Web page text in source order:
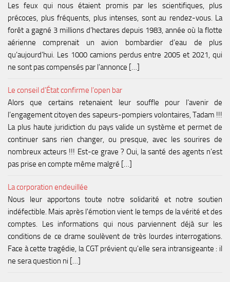
Les feux qui nous étaient promis par les scientifiques, plus
précoces, plus fréquents, plus intenses, sont au rendez-vous. La
forêt a gagné 3 millions d’hectares depuis 1983, année où la flotte
aérienne comprenait un avion bombardier d’eau de plus
qu’aujourd’hui. Les 1000 camions perdus entre 2005 et 2021, qui
ne sont pas compensés par l’annonce […]
Le conseil d’État confirme l’open bar
Alors que certains retenaient leur souffle pour l’avenir de
l’engagement citoyen des sapeurs-pompiers volontaires, Tadam !!!
La plus haute juridiction du pays valide un système et permet de
continuer sans rien changer, ou presque, avec les sourires de
nombreux acteurs !!! Est-ce grave ? Oui, la santé des agents n’est
pas prise en compte même malgré […]
La corporation endeuillée
Nous leur apportons toute notre solidarité et notre soutien
indéfectible. Mais après l'émotion vient le temps de la vérité et des
comptes. Les informations qui nous parviennent déjà sur les
conditions de ce drame soulèvent de très lourdes interrogations.
Face à cette tragédie, la CGT prévient qu'elle sera intransigeante : il
ne sera question ni […]